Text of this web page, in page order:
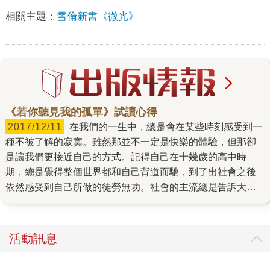
相關主題： 雪倫新書《微光》
《若你聽見我的孤單》試讀心得
2017/12/11
種不被了解的寂寞。雖然那並不一定是快樂的體驗，但那卻
是讓我們更接近自己的方式。記得自己在十幾歲的高中時
期，總是覺得整個世界都和自己背道而馳，到了出社會之後
依然感受到自己所做的徒勞無功。社會的主流總是告訴大家
並不是一個脫離群體的人，我必須要在每天朝七晚六的生活
中嘗試賺取生活的資金，然後期待下班和假日短暫的小確
活動訊息